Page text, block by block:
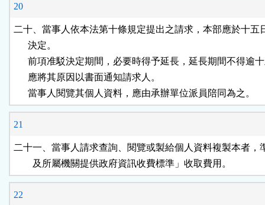
20
二十、當事人依本法第十條規定提出之請求，本部應於十五
      決定。
前項准駁決定期間，必要時得予延長，延長期間不得逾
      應將其原因以書面通知請求人。
      當事人閱覽其個人資料，應由承辦單位派員陪同為之。
21
二十一、當事人請求查詢、閱覽或製給個人資料複製本者，
        及所屬機關提供政府資訊收費標準」收取費用。
22